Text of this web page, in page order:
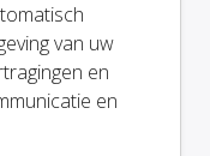
van uw
en
en